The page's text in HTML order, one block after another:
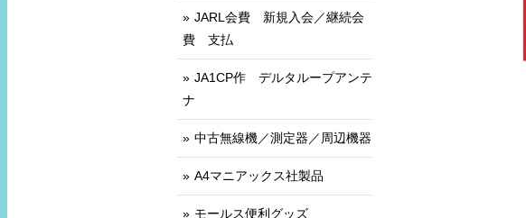
JARL会費 新規入会／継続会
費 支払
JA1CP作 デルタループアンテ
ナ
中古無線機／測定器／周辺機器
A4マニアックス社製品
モールス便利グッズ